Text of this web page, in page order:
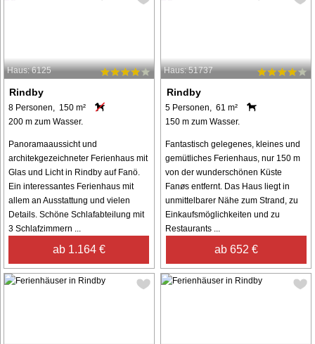
Haus: 6125
Rindby
8 Personen, 150 m²
200 m zum Wasser.
Panoramaaussicht und
architekgezeichneter Ferienhaus mit
Glas und Licht in Rindby auf Fanö.
Ein interessantes Ferienhaus mit
allem an Ausstattung und vielen
Details. Schöne Schlafabteilung mit
3 Schlafzimmern ...
ab 1.164 €
Haus: 51737
Rindby
5 Personen, 61 m²
150 m zum Wasser.
Fantastisch gelegenes, kleines und
gemütliches Ferienhaus, nur 150 m
von der wunderschönen Küste
Fanøs entfernt. Das Haus liegt in
unmittelbarer Nähe zum Strand, zu
Einkaufsmöglichkeiten und zu
Restaurants ...
ab 652 €